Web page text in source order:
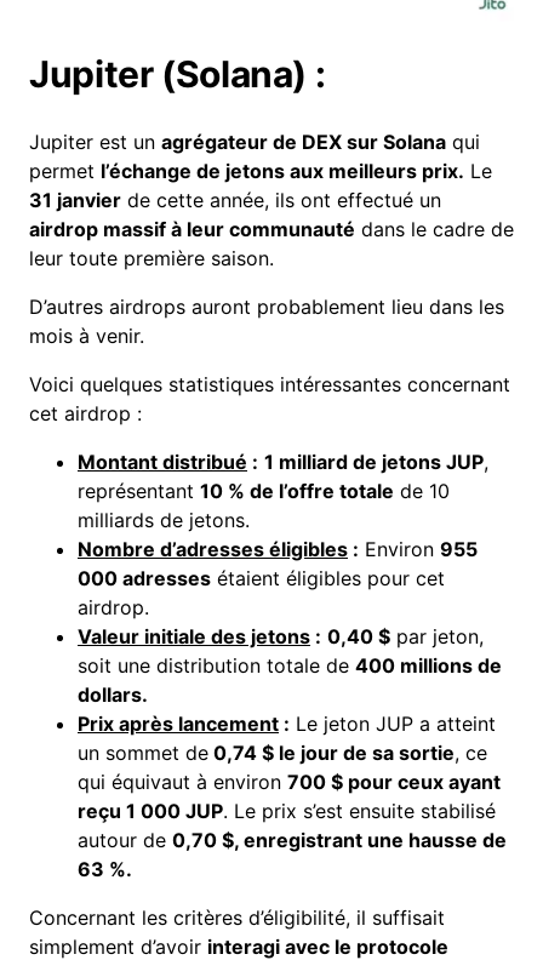
Jupiter (Solana) :
Jupiter est un agrégateur de DEX sur Solana qui
permet l’échange de jetons aux meilleurs prix. Le
31 janvier de cette année, ils ont effectué un
airdrop massif à leur communauté dans le cadre de
leur toute première saison.
D’autres airdrops auront probablement lieu dans les
mois à venir.
Voici quelques statistiques intéressantes concernant
cet airdrop :
Montant distribué : 1 milliard de jetons JUP,
représentant 10 % de l’offre totale de 10
milliards de jetons.
Nombre d’adresses éligibles : Environ 955
000 adresses étaient éligibles pour cet
airdrop.
Valeur initiale des jetons : 0,40 $ par jeton,
soit une distribution totale de 400 millions de
dollars.
Prix après lancement : Le jeton JUP a atteint
un sommet de 0,74 $ le jour de sa sortie, ce
qui équivaut à environ 700 $ pour ceux ayant
reçu 1 000 JUP. Le prix s’est ensuite stabilisé
autour de 0,70 $, enregistrant une hausse de
63 %.
Concernant les critères d’éligibilité, il suffisait
simplement d’avoir interagi avec le protocole